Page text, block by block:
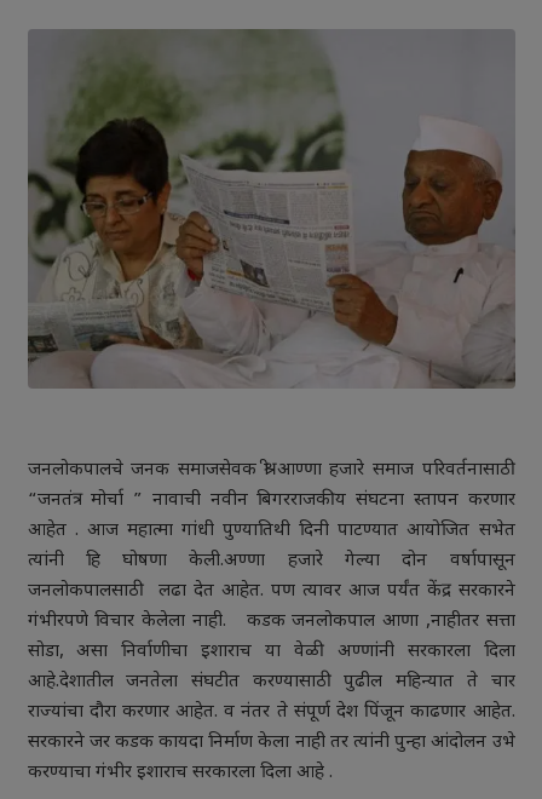
जनलोकपालचे जनक समाजसेवक श्री आण्णा हजारे समाज परिवर्तनासाठी
“जनतंत्र मोर्चा ” नावाची नवीन बिगरराजकीय संघटना स्तापन करणार
आहेत . आज महात्मा गांधी पुण्यातिथी दिनी पाटण्यात आयोजित सभेत
त्यांनी हि घोषणा केली.अण्णा हजारे गेल्या दोन वर्षापासून
जनलोकपालसाठी लढा देत आहेत. पण त्यावर आज पर्यंत केंद्र सरकारने
गंभीरपणे विचार केलेला नाही. कडक जनलोकपाल आणा ,नाहीतर सत्ता
सोडा, असा निर्वाणीचा इशाराच या वेळी अण्णांनी सरकारला दिला
आहे.देशातील जनतेला संघटीत करण्यासाठी पुढील महिन्यात ते चार
राज्यांचा दौरा करणार आहेत. व नंतर ते संपूर्ण देश पिंजून काढणार आहेत.
सरकारने जर कडक कायदा निर्माण केला नाही तर त्यांनी पुन्हा आंदोलन उभे
करण्याचा गंभीर इशाराच सरकारला दिला आहे .